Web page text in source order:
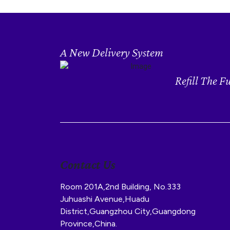
A New Delivery System
Refill The
Contact Us
Room 201A,2nd Building, No.333
Juhuashi Avenue,Huadu
District,Guangzhou City,Guangdong
Province,China.